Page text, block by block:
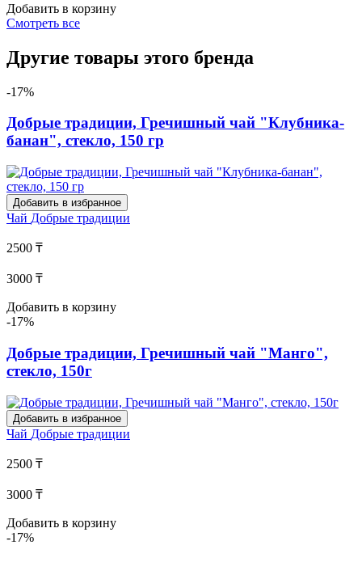
Добавить в корзину
Смотреть все
Другие товары этого бренда
-17%
Добрые традиции, Гречишный чай "Клубника-
банан", стекло, 150 гр
Добавить в избранное
Чай Добрые традиции
2500 ₸
3000 ₸
Добавить в корзину
-17%
Добрые традиции, Гречишный чай "Манго",
стекло, 150г
Добавить в избранное
Чай Добрые традиции
2500 ₸
3000 ₸
Добавить в корзину
-17%